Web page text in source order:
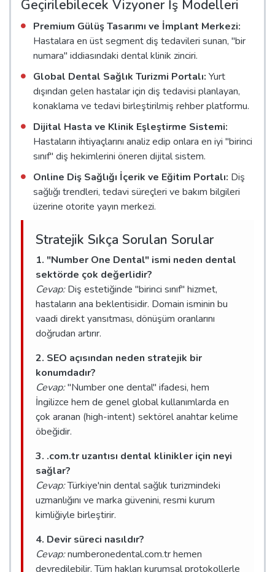
Geçirilebilecek Vizyoner İş Modelleri
Premium Gülüş Tasarımı ve İmplant Merkezi:
Hastalara en üst segment diş tedavileri sunan, "bir
numara" iddiasındaki dental klinik zinciri.
Global Dental Sağlık Turizmi Portalı: Yurt
dışından gelen hastalar için diş tedavisi planlayan,
konaklama ve tedavi birleştirilmiş rehber platformu.
Dijital Hasta ve Klinik Eşleştirme Sistemi:
Hastaların ihtiyaçlarını analiz edip onlara en iyi "birinci
sınıf" diş hekimlerini öneren dijital sistem.
Online Diş Sağlığı İçerik ve Eğitim Portalı: Diş
sağlığı trendleri, tedavi süreçleri ve bakım bilgileri
üzerine otorite yayın merkezi.
Stratejik Sıkça Sorulan Sorular
1. "Number One Dental" ismi neden dental
sektörde çok değerlidir?
Cevap:Diş estetiğinde "birinci sınıf" hizmet,
hastaların ana beklentisidir. Domain isminin bu
vaadi direkt yansıtması, dönüşüm oranlarını
doğrudan artırır.
2. SEO açısından neden stratejik bir
konumdadır?
Cevap:"Number one dental" ifadesi, hem
İngilizce hem de genel global kullanımlarda en
çok aranan (high-intent) sektörel anahtar kelime
öbeğidir.
3. .com.tr uzantısı dental klinikler için neyi
sağlar?
Cevap:Türkiye'nin dental sağlık turizmindeki
uzmanlığını ve marka güvenini, resmi kurum
kimliğiyle birleştirir.
4. Devir süreci nasıldır?
Cevap:numberonedental.com.tr hemen
devredilebilir. Tüm hakları kurumsal protokollerle